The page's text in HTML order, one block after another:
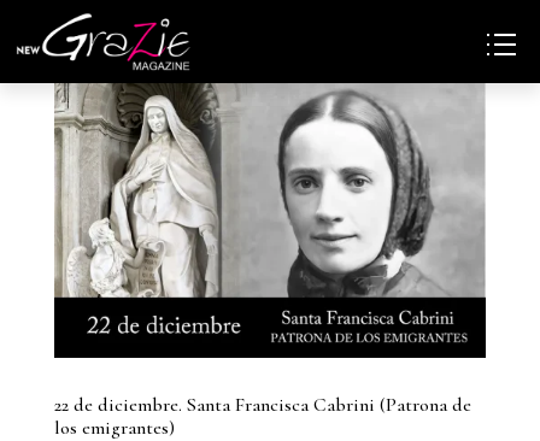
22 de diciembre. Santa Francisca Cabrini (Patrona de
los emigrantes)